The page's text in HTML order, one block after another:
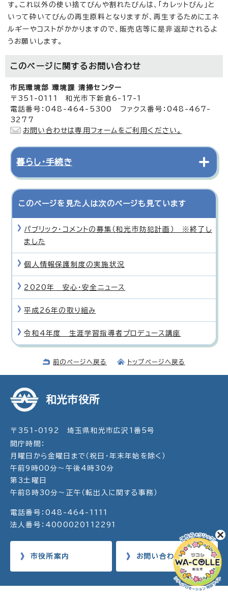
す。これ以外の使い捨てびんや割れたびんは、「カレットびん」と
いって砕いてびんの再生原料となりますが、再生するためにエネ
ルギーやコストがかかりますので、販売店等に是非返却されるよ
うお願いします。
このページに関する お問い合わせ
市民環境部 環境課 清掃センター
〒351-0111 和光市下新倉6-17-1
電話番号：048-464-5300 ファクス番号：048-467-
3277
お問い合わせは専用フォームをご利用ください。
暮らし・手続き
このページを見た人は次のページも見ています
パブリック・コメントの募集（和光市防犯計画） ※終了し
ました
個人情報保護制度の実施状況
2020年 安心・安全ニュース
平成26年の取り組み
令和4年度 生涯学習指導者プロデュース講座
前のページへ戻る トップページへ戻る
和光市役所
〒351-0192 埼玉県和光市広沢1番5号
開庁時間：
月曜日から金曜日まで（祝日・年末年始を除く）
午前9時00分～午後4時30分
第3土曜日
午前8時30分～正午（転出入に関する事務）
電話番号：048-464-1111
法人番号：4000020112291
市役所案内 お問い合わせ